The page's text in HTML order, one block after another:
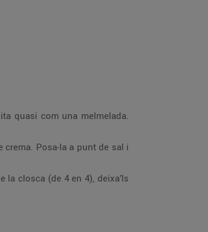
quasi com una melmelada.
Posa-la a punt de sal i
closca (de 4 en 4), deixa’ls